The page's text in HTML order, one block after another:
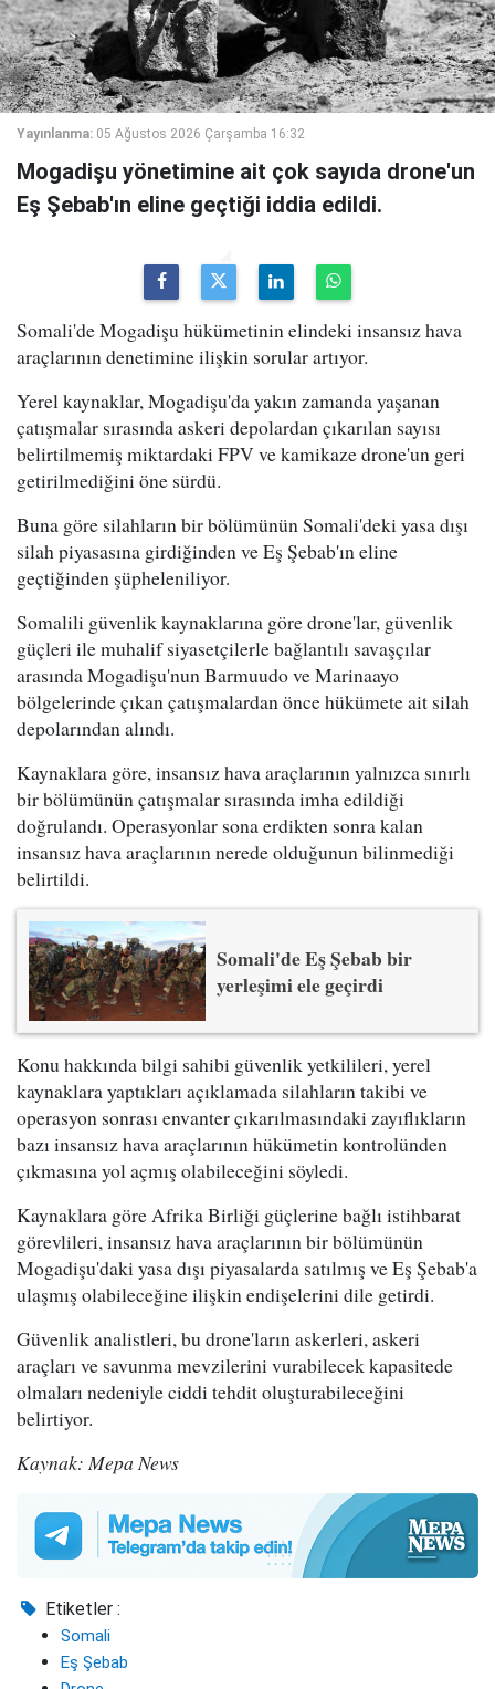
Yayınlanma: 05 Ağustos 2026 Çarşamba 16:32
Mogadişu yönetimine ait çok sayıda drone'un
Eş Şebab'ın eline geçtiği iddia edildi.
Somali'de Mogadişu hükümetinin elindeki insansız hava
araçlarının denetimine ilişkin sorular artıyor.
Yerel kaynaklar, Mogadişu'da yakın zamanda yaşanan
çatışmalar sırasında askeri depolardan çıkarılan sayısı
belirtilmemiş miktardaki FPV ve kamikaze drone'un geri
getirilmediğini öne sürdü.
Buna göre silahların bir bölümünün Somali'deki yasa dışı
silah piyasasına girdiğinden ve Eş Şebab'ın eline
geçtiğinden şüpheleniliyor.
Somalili güvenlik kaynaklarına göre drone'lar, güvenlik
güçleri ile muhalif siyasetçilerle bağlantılı savaşçılar
arasında Mogadişu'nun Barmuudo ve Marinaayo
bölgelerinde çıkan çatışmalardan önce hükümete ait silah
depolarından alındı.
Kaynaklara göre, insansız hava araçlarının yalnızca sınırlı
bir bölümünün çatışmalar sırasında imha edildiği
doğrulandı. Operasyonlar sona erdikten sonra kalan
insansız hava araçlarının nerede olduğunun bilinmediği
belirtildi.
Somali'de Eş Şebab bir
yerleşimi ele geçirdi
Konu hakkında bilgi sahibi güvenlik yetkilileri, yerel
kaynaklara yaptıkları açıklamada silahların takibi ve
operasyon sonrası envanter çıkarılmasındaki zayıflıkların
bazı insansız hava araçlarının hükümetin kontrolünden
çıkmasına yol açmış olabileceğini söyledi.
Kaynaklara göre Afrika Birliği güçlerine bağlı istihbarat
görevlileri, insansız hava araçlarının bir bölümünün
Mogadişu'daki yasa dışı piyasalarda satılmış ve Eş Şebab'a
ulaşmış olabileceğine ilişkin endişelerini dile getirdi.
Güvenlik analistleri, bu drone'ların askerleri, askeri
araçları ve savunma mevzilerini vurabilecek kapasitede
olmaları nedeniyle ciddi tehdit oluşturabileceğini
belirtiyor.
Kaynak: Mepa News
Etiketler :
Somali
Eş Şebab